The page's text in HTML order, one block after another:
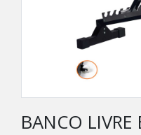
BANCO LIVRE